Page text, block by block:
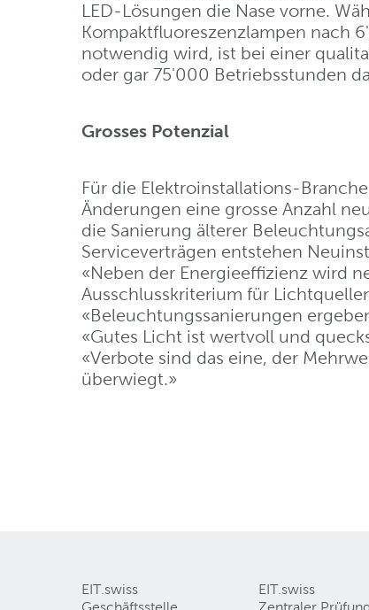
LED-Lösungen die Nase vorne.
Kompaktfluoreszenzlampen nach
notwendig wird, ist bei einer
oder gar 75'000 Betriebsstunden
Grosses Potenzial
Für die Elektroinstallations-
Änderungen eine grosse Anzahl
die Sanierung älterer
Serviceverträgen entstehen
«Neben der Energieeffizienz wird
Ausschlusskriterium für
«Beleuchtungssanierungen
«Gutes Licht ist wertvoll und
«Verbote sind das eine, der
überwiegt.»
EIT.swiss
Geschäftsstelle
EIT.swiss
Zentraler